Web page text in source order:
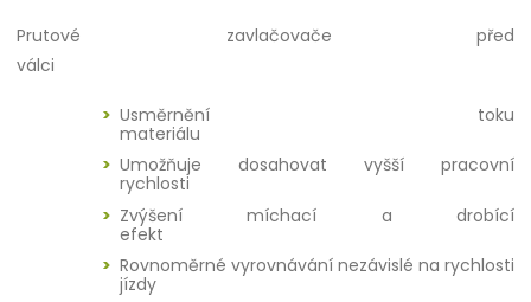
Prutové zavlačovače před
válci
Usměrnění toku
materiálu
Umožňuje dosahovat vyšší pracovní
rychlosti
Zvýšení míchací a drobící
efekt
Rovnoměrné vyrovnávání nezávislé na rychlosti
jízdy